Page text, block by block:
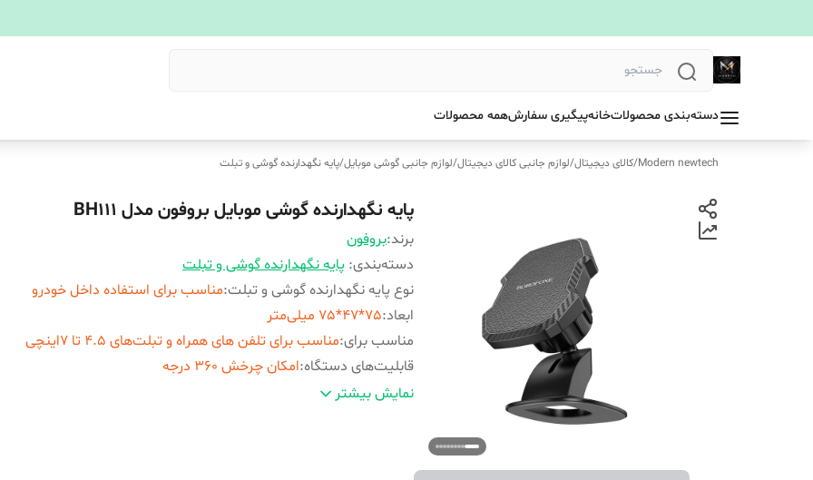
دسته‌بندی محصولاتخانهپیگیری سفارشهمه محصولات
Modern newtech
/کالای دیجیتال/لوازم جانبی کالای دیجیتال/لوازم جانبی گوشی موبایل/پایه نگهدارنده گوشی و تبلت
پایه نگهدارنده گوشی موبایل بروفون مدل BH111
برند:بروفون
دسته‌بندی: پایه نگهدارنده گوشی و تبلت
نوع پایه نگهدارنده گوشی و تبلت:مناسب برای استفاده داخل خودرو
ابعاد:75*47*75 میلی‌متر
مناسب برای:مناسب برای تلفن های همراه و تبلت‌های 4.5 تا 7اینچی
قابلیت‌های دستگاه:امکان چرخش 360 درجه
رنگ:مشکی
نمایش بیشتر